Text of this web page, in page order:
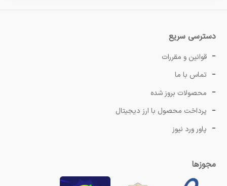
دسترسی سریع
قوانین و مقررات
تماس با ما
محصولات بروز شده
پرداخت محصول با ارز دیجیتال
پاور ورد نیوز
مجوزها